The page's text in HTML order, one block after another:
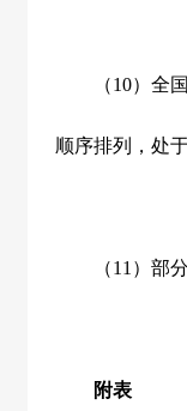
（10）全国
顺序排列，处
（11）部分
附表